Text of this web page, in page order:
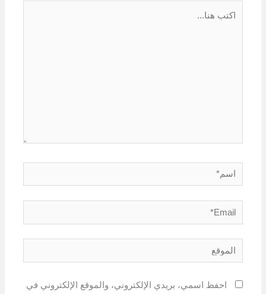
اسم*
Email*
الموقع
احفظ اسمي، بريدي الإلكتروني، والموقع الإلكتروني في